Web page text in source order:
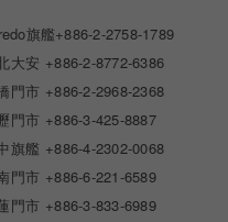
旗艦+886-2-2758-1789
大安 +886-2-8772-6386
門市 +886-2-2968-2368
門市 +886-3-425-8887
旗艦 +886-4-2302-0068
門市 +886-6-221-6589
門市 +886-3-833-6989